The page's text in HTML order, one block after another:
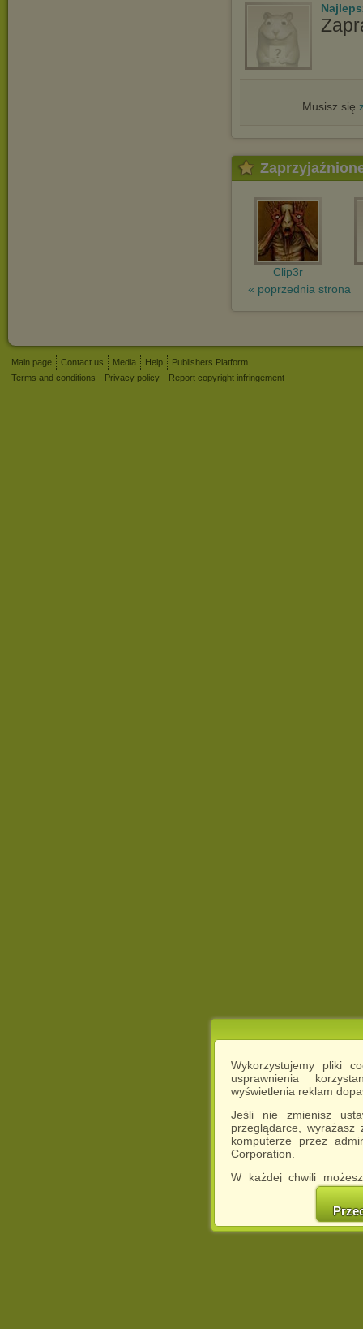
Wykorzystujemy pliki
usprawnienia
wyświetlenia reklam
Jeśli nie zmienisz
przeglądarce,
komputerze przez
Corporation.
W każdej chwili
cookies w swojej
w naszej
http://chomikuj.pl/
Musisz się
Clip3r
« poprzednia strona
Main page Contact us Media Help
Publishers Platform
Terms and conditions
Privacy policy Report copyright infringement